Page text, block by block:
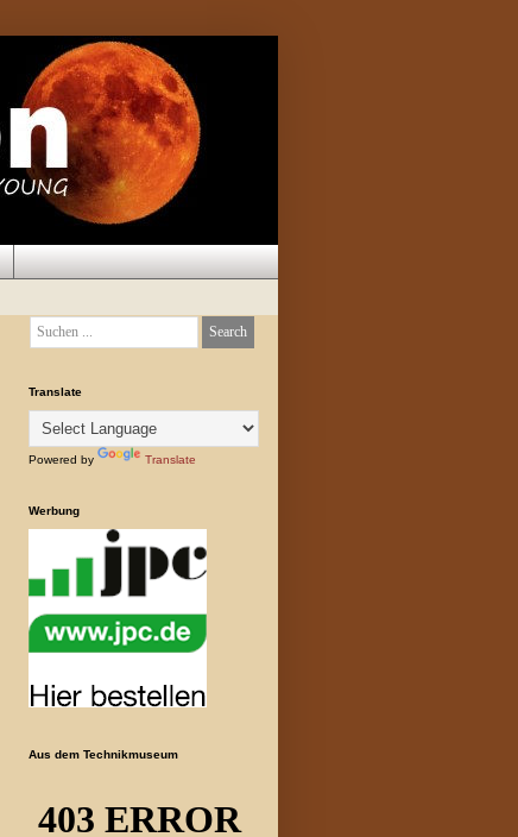
Translate
Powered by Translate
Werbung
Aus dem Technikmuseum